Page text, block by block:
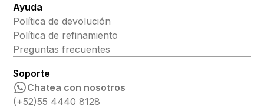
Ayuda
Política de devolución
Política de refinamiento
Preguntas frecuentes
Soporte
Chatea con nosotros
(+52)55 4440 8128